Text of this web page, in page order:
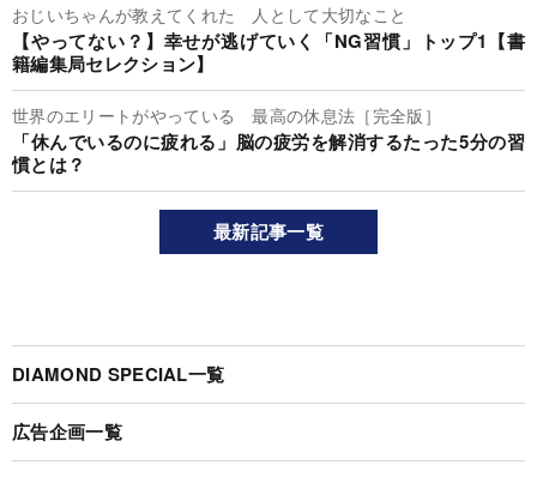
おじいちゃんが教えてくれた 人として大切なこと
【やってない？】幸せが逃げていく「NG習慣」トップ1【書
籍編集局セレクション】
世界のエリートがやっている 最高の休息法［完全版］
「休んでいるのに疲れる」脳の疲労を解消するたった5分の習
慣とは？
最新記事一覧
DIAMOND SPECIAL一覧
広告企画一覧